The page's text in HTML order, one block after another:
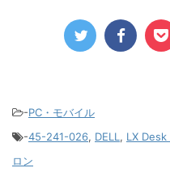
-PC・モバイル
-45-241-026, DELL , LX
ロン